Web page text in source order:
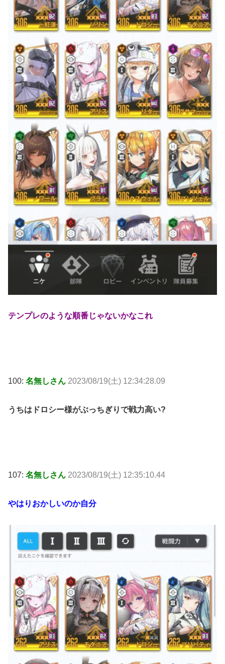
テンプレのような順番じゃないかなこれ
100: 名無しさん 2023/08/19(土) 12:34:28.09
うちはドロシー様がぶっちぎりで戦力高い?
107: 名無しさん 2023/08/19(土) 12:35:10.44
やはりおかしいのか自分